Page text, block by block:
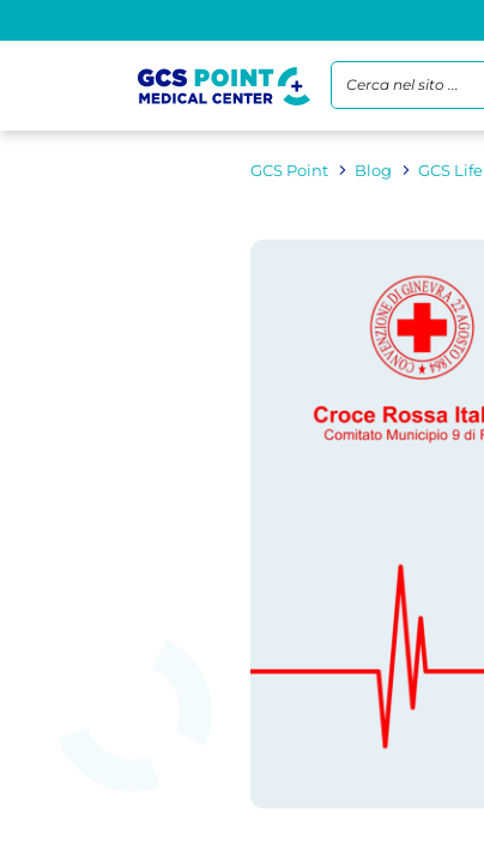
Cerca nel sito ...
GCS Point Blog GCS Life